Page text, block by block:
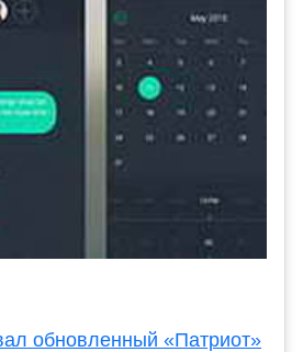
обновленный «Патриот»